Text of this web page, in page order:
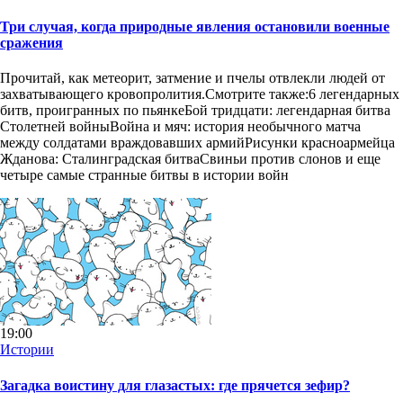
Три случая, когда природные явления остановили военные
сражения
Прочитай, как метеорит, затмение и пчелы отвлекли людей от
захватывающего кровопролития.Смотрите также:6 легендарных
битв, проигранных по пьянкеБой тридцати: легендарная битва
Столетней войныВойна и мяч: история необычного матча
между солдатами враждовавших армийРисунки красноармейца
Жданова: Сталинградская битваСвиньи против слонов и еще
четыре самые странные битвы в истории войн
19:00
Истории
Загадка воистину для глазастых: где прячется зефир?